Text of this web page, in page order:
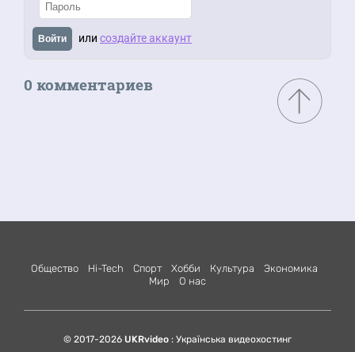
Войти или создайте аккаунт
0 комментариев
Общество Hi-Tech Спорт Хобби Культура
Экономика
Мир
О нас
© 2017-2026 UKRvideo : Українська видеохостинг